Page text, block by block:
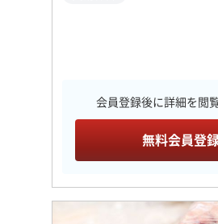
会員登録後に詳細を閲
無料会員登